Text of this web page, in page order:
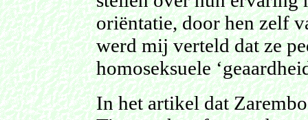
oriëntatie, door hen zelf
werd mij verteld dat ze
homoseksuele
In het artikel dat